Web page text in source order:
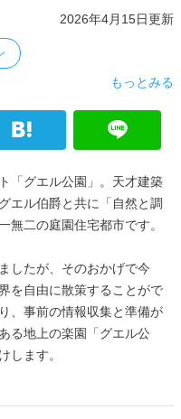
2026年4月15日更新
もっとみる
「グエル公園」。天才建築
エル伯爵と共に「自然と調
無二の庭園住宅都市です。
したが、そのおかげで今
を自由に散策することがで
、事前の情報収集と準備が
る地上の楽園「グエル公
します。